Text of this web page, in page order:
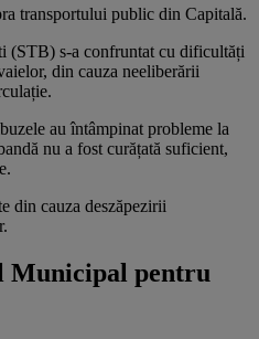
transportului public din Capitală.
(STB) s-a confruntat cu dificultăți
din cauza neeliberării
au întâmpinat probleme la
nu a fost curățată suficient,
din cauza deszăpezirii
Municipal pentru